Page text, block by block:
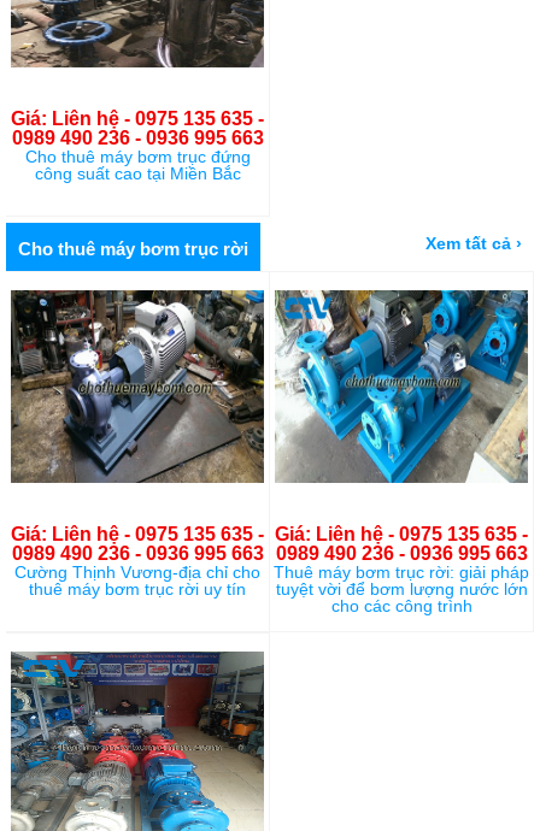
Giá: Liên hệ - 0975 135 635 -
0989 490 236 - 0936 995 663
Cho thuê máy bơm trục đứng
công suất cao tại Miền Bắc
Cho thuê máy bơm trục rời Xem tất cả ›
Giá: Liên hệ - 0975 135 635 -
0989 490 236 - 0936 995 663
Cường Thịnh Vương-địa chỉ cho
thuê máy bơm trục rời uy tín
Giá: Liên hệ - 0975 135 635 -
0989 490 236 - 0936 995 663
Thuê máy bơm trục rời: giải pháp
tuyệt vời để bơm lượng nước lớn
cho các công trình